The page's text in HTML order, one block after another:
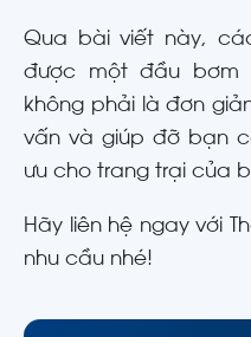
Qua bài viết này,
được một đầu bơm
không phải là đơn
vấn và giúp đỡ bạn
ưu cho trang trại của
Hãy liên hệ ngay với
nhu cầu nhé!